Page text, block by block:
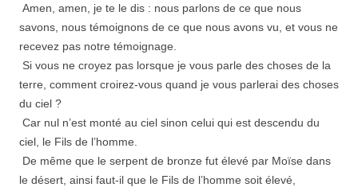
Amen, amen, je te le dis : nous parlons de ce que nous
savons, nous témoignons de ce que nous avons vu, et vous ne
recevez pas notre témoignage.
Si vous ne croyez pas lorsque je vous parle des choses de la
terre, comment croirez-vous quand je vous parlerai des choses
du ciel ?
Car nul n’est monté au ciel sinon celui qui est descendu du
ciel, le Fils de l’homme.
De même que le serpent de bronze fut élevé par Moïse dans
le désert, ainsi faut-il que le Fils de l’homme soit élevé,